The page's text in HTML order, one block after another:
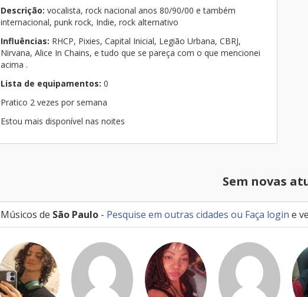
Descrição: vocalista, rock nacional anos 80/90/00 e também
internacional, punk rock, Indie, rock alternativo
Influências: RHCP, Pixies, Capital Inicial, Legião Urbana, CBRJ,
Nirvana, Alice In Chains, e tudo que se pareça com o que mencionei
acima .
Lista de equipamentos: 0
Pratico 2 vezes por semana
Estou mais disponível nas noites
Sem novas
Músicos de São Paulo - Pesquise em outras cidades ou Faça login e